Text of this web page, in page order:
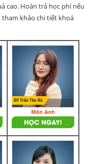
cao. Hoàn trả học phí nếu
tham khảo chi tiết khoá